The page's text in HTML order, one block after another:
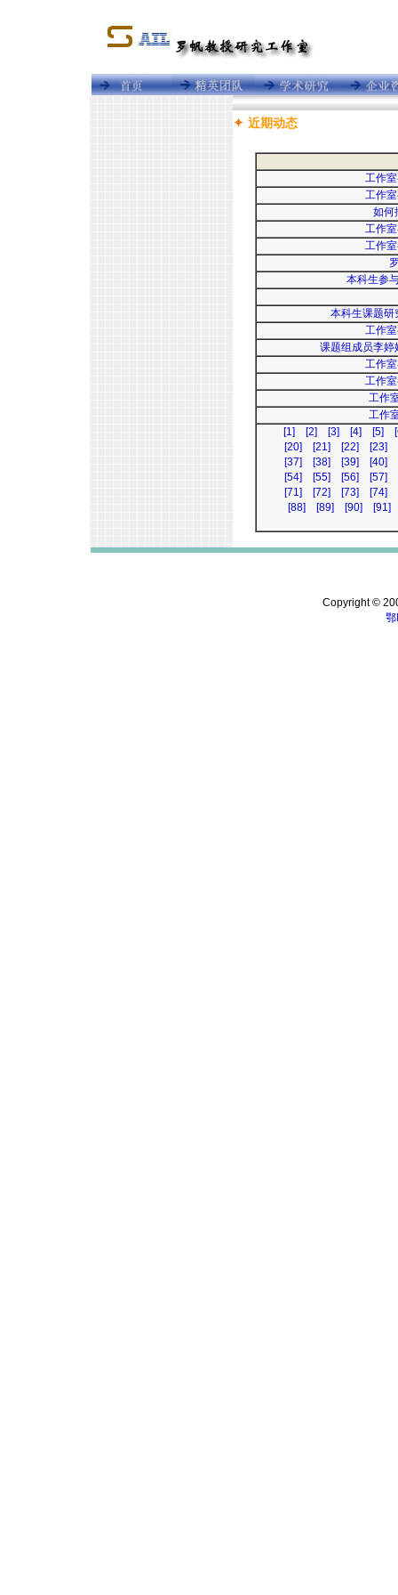
近期动态
工作
工作
如何
工作
工作
本科生参
本科生课题研
工作
课题组成员李婷
工作
工作
工作
工作
[1]
[2] [3] [4] [5]
[20]
[21] [22] [23]
[37]
[38] [39] [40]
[54]
[55] [56] [57]
[71]
[72] [73] [74]
[88]
[89] [90] [91]
Copyright ©